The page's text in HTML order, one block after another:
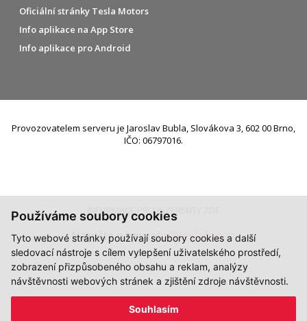
Používáme soubory cookies
Tyto webové stránky používají soubory cookies a další
sledovací nástroje s cílem vylepšení uživatelského prostředí,
zobrazení přizpůsobeného obsahu a reklam, analýzy
návštěvnosti webových stránek a zjištění zdroje návštěvnosti.
Souhlasím
Oficiální stránky Tesla Motors
Info aplikace na App Store
Info aplikace pro Android
Provozovatelem serveru je Jaroslav Bubla, Slovákova 3, 602 00 Brno,
IČO: 06797016.
INFORMACE PRO INZERENTY ZDE
Napište nám:info@teslafan.cz